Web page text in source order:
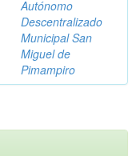
Autónomo
Descentralizado
Municipal San
Miguel de
Pimampiro